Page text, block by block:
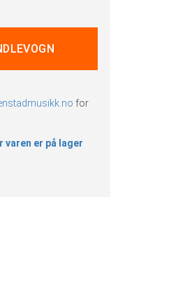
for
varen er på lager